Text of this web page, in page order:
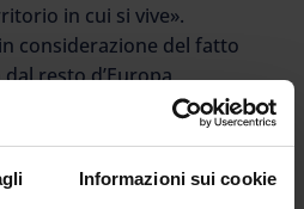
Informazioni sui cookie
in cui si vive».
considerazione del fatto
resto d’Europa
Prendiamo i diplomati:
2010); tale quota è